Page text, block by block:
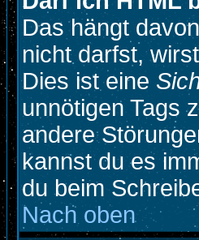
Das hängt
nicht darfst,
Dies ist eine
unnötigen Tags
andere
kannst du es
du beim
Nach oben